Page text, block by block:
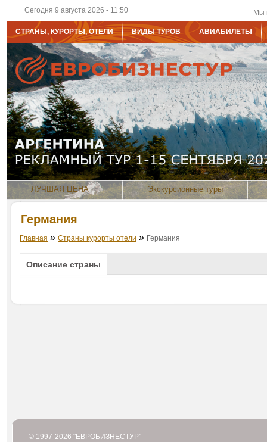
Сегодня 9 августа 2026 - 11:50 Мы
СТРАНЫ, КУРОРТЫ, ОТЕЛИ ВИДЫ ТУРОВ АВИАБИЛЕТЫ
ЛУЧШАЯ ЦЕНА Экскурсионные туры
Германия
Главная » Страны курорты отели » Германия
Описание страны
© 1997-2026 "ЕВРОБИЗНЕСТУР"